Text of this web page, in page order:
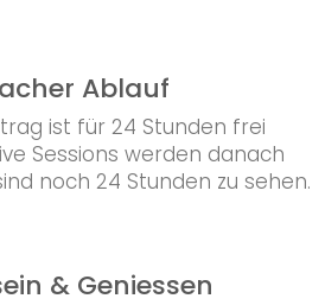
Ablauf
ist für 24 Stunden frei
Sessions werden danach
noch 24 Stunden zu sehen.
& Geniessen